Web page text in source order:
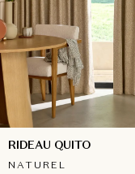
RIDEAU QUITO
NATUREL